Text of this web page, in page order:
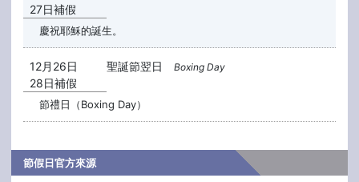
27日補假
慶祝耶穌的誕生。
12月26日
28日補假
聖誕節翌日 Boxing Day
節禮日（Boxing Day）
節假日官方來源